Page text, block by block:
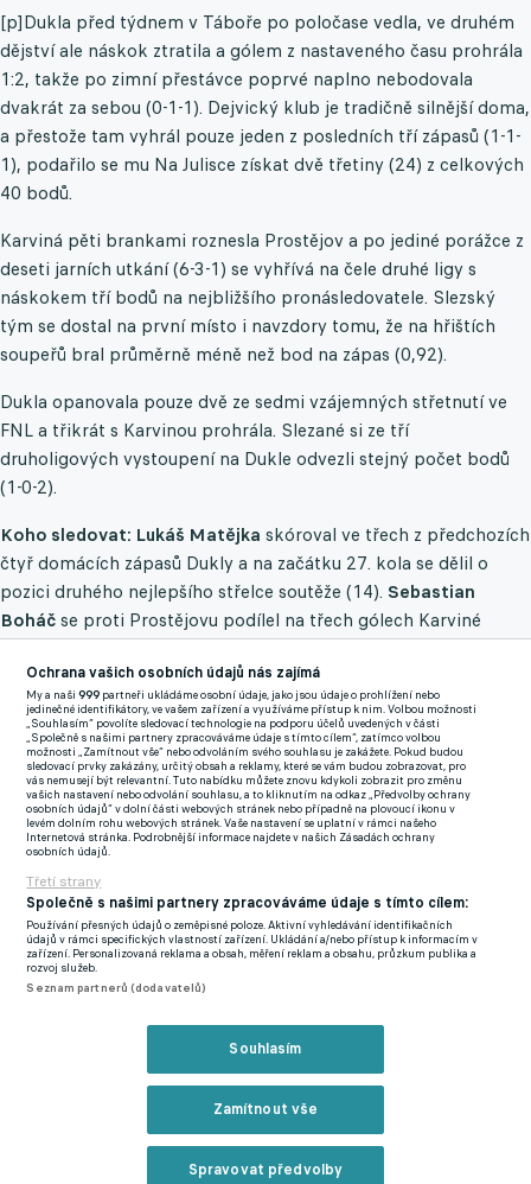
[p]Dukla před týdnem v Táboře po poločase vedla, ve druhém
dějství ale náskok ztratila a gólem z nastaveného času prohrála
1:2, takže po zimní přestávce poprvé naplno nebodovala
dvakrát za sebou (0-1-1). Dejvický klub je tradičně silnější doma,
a přestože tam vyhrál pouze jeden z posledních tří zápasů (1-1-
1), podařilo se mu Na Julisce získat dvě třetiny (24) z celkových
40 bodů.
Karviná pěti brankami roznesla Prostějov a po jediné porážce z
deseti jarních utkání (6-3-1) se vyhřívá na čele druhé ligy s
náskokem tří bodů na nejbližšího pronásledovatele. Slezský
tým se dostal na první místo i navzdory tomu, že na hřištích
soupeřů bral průměrně méně než bod na zápas (0,92).
Dukla opanovala pouze dvě ze sedmi vzájemných střetnutí ve
FNL a třikrát s Karvinou prohrála. Slezané si ze tří
druholigových vystoupení na Dukle odvezli stejný počet bodů
(1-0-2).
Koho sledovat: Lukáš Matějka skóroval ve třech z předchozích
čtyř domácích zápasů Dukly a na začátku 27. kola se dělil o
pozici druhého nejlepšího střelce soutěže (14). Sebastian
Boháč se proti Prostějovu podílel na třech gólech Karviné
Zajímavosti:Sedm z posledních osmi utkání Dukly přineslo
rozdíl jedné branky (na obě strany). Karviná má se 49
vstřelenými góly nejlepší útok FNL (spolu s Vlašimí).
Prostějov - Líšeň
Na opačných koncích tabulky Fotbalové národní ligy (FNL)
najdeme Prostějov a Líšeň. Hanácké mužstvo do tohoto kola
vstupovalo pouze s dvoubodovým náskokem na sestupové
pásmo, zatímco svěřenci trenéra Milana Valachoviče se drželi
na barážové příčce tři body za vedoucí Karvinou.
[p]Prostějov si minule odvezl pětigólový výprask z Karviné a v
domácí výhrou, stále se však nemůže vzdálit od zóny sestupu.
Hanáci obě uvedená vítězství zaznamenali po výsledku 1:0 a
jenom dvě ze sedmi utkání v sezoně vyhráli s rozdílem více než
Ochrana vašich osobních údajů nás zajímá
My a naši999 partneři ukládáme osobní údaje, jako jsou údaje o prohlížení nebo
jedinečné identifikátory, ve vašem zařízení a využíváme přístup k nim. Volbou možnosti
„Souhlasím“ povolíte sledovací technologie na podporu účelů uvedených v části
„Společně s našimi partnery zpracováváme údaje s tímto cílem“, zatímco volbou
možnosti „Zamítnout vše“ nebo odvoláním svého souhlasu je zakážete. Pokud budou
sledovací prvky zakázány, určitý obsah a reklamy, které se vám budou zobrazovat, pro
vás nemusejí být relevantní. Tuto nabídku můžete znovu kdykoli zobrazit pro změnu
vašich nastavení nebo odvolání souhlasu, a to kliknutím na odkaz „Předvolby ochrany
osobních údajů“ v dolní části webových stránek nebo případně na plovoucí ikonu v
levém dolním rohu webových stránek. Vaše nastavení se uplatní v rámci našeho
Internetová stránka. Podrobnější informace najdete v našich Zásadách ochrany
osobních údajů.
Třetí strany
Společně s našimi partnery zpracováváme údaje s tímto cílem:
Používání přesných údajů o zeměpisné poloze. Aktivní vyhledávání identifikačních
údajů v rámci specifických vlastností zařízení. Ukládání a/nebo přístup k informacím v
zařízení. Personalizovaná reklama a obsah, měření reklam a obsahu, průzkum publika a
rozvoj služeb.
Seznam partnerů (dodavatelů)
Souhlasím
Zamítnout vše
Spravovat předvolby